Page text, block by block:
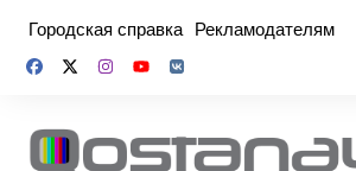
содержимому
Городская справка Рекламодателям